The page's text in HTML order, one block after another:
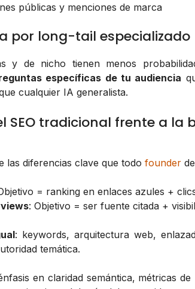
públicas y menciones de marca
por long-tail especializado
y de nicho tienen menos
específicas de tu audiencia
cualquier IA generalista.
SEO tradicional frente a la
las diferencias clave que todo founder
= ranking en enlaces azules +
: Objetivo = ser fuente citada +
: keywords, arquitectura web,
temática.
en claridad semántica, métricas